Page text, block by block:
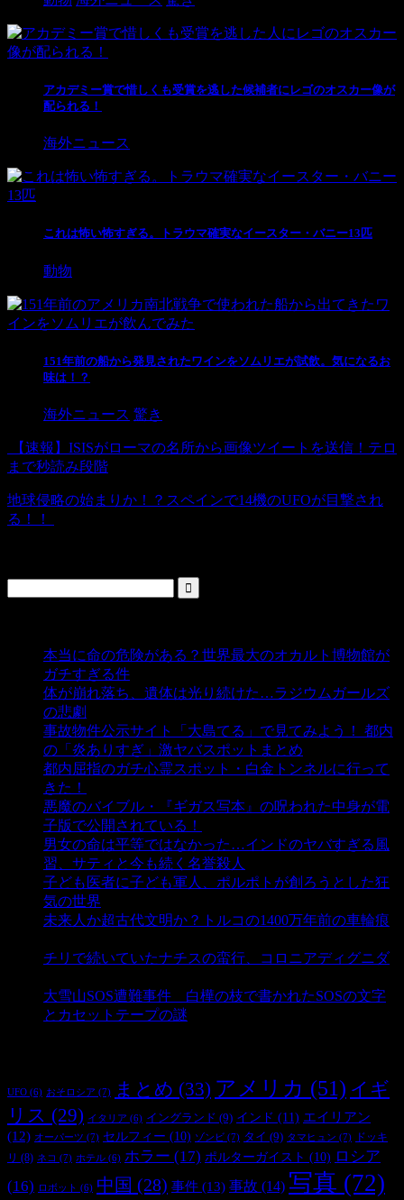
アカデミー賞で惜しくも受賞を逃した候補者にレゴのオスカー像が
配られる！
海外ニュース
これは怖い怖すぎる。トラウマ確実なイースター・バニー13匹
動物
151年前の船から発見されたワインをソムリエが試飲。気になるお
味は！？
海外ニュース 驚き
【速報】ISISがローマの名所から画像ツイートを送信！テロ
まで秒読み段階
地球侵略の始まりか！？スペインで14機のUFOが目撃され
る！！
本当に命の危険がある？世界最大のオカルト博物館が
ガチすぎる件
体が崩れ落ち、遺体は光り続けた…ラジウムガールズ
の悲劇
事故物件公示サイト「大島てる」で見てみよう！ 都内
の「炎ありすぎ」激ヤバスポットまとめ
都内屈指のガチ心霊スポット・白金トンネルに行って
きた！
悪魔のバイブル・『ギガス写本』の呪われた中身が電
子版で公開されている！
男女の命は平等ではなかった…インドのヤバすぎる風
習、サティと今も続く名誉殺人
子ども医者に子ども軍人、ポルポトが創ろうとした狂
気の世界
未来人か超古代文明か？トルコの1400万年前の車輪痕
チリで続いていたナチスの蛮行、コロニアディグニダ
大雪山SOS遭難事件 白樺の枝で書かれたSOSの文字
とカセットテープの謎
UFO (6) おそロシア (7) まとめ (33) アメリカ (51) イギ
リス (29) イタリア (6) イングランド (9) インド (11) エイリアン
(12) オーパーツ (7) セルフィー (10) ゾンビ (7) タイ (9) タマヒュン (7)
ドッキ
リ (8) ネコ (7) ホテル (6) ホラー (17) ポルターガイスト (10) ロシア
(16)
ロボット (6) 中国 (28) 事件 (13) 事故 (14) 写真 (72)